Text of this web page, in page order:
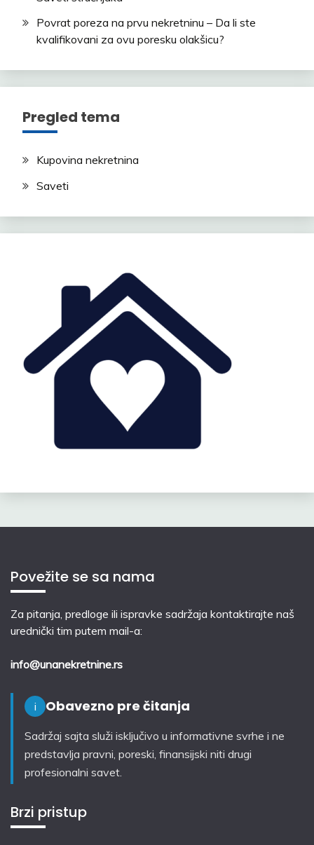
Povrat poreza na prvu nekretninu – Da li ste
kvalifikovani za ovu poresku olakšicu?
Pregled tema
Kupovina nekretnina
Saveti
Povežite se sa nama
Za pitanja, predloge ili ispravke sadržaja kontaktirajte naš
urednički tim putem mail-a:
info@unanekretnine.rs
i Obavezno pre čitanja
Sadržaj sajta služi isključivo u informativne svrhe i ne
predstavlja pravni, poreski, finansijski niti drugi
profesionalni savet.
Brzi pristup